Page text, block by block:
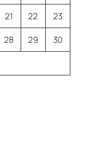
21 22 23
28 29 30